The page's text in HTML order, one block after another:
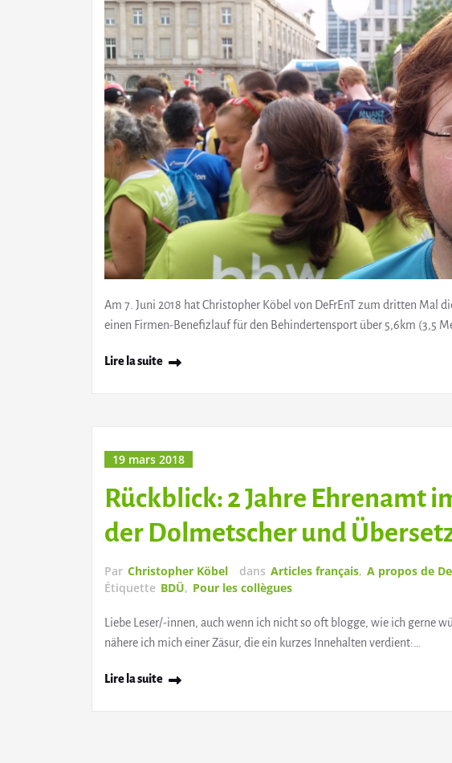
Am 7. Juni 2018 hat Christopher Köbel von DeFrEnT zum dritten Mal
einen Firmen-Benefizlauf für den Behindertensport über 5,6km (3,5
Lire la suite
19 mars 2018
Rückblick: 2 Jahre Ehrenamt
der Dolmetscher und
Par Christopher Köbel dans Articles français, A propos de
Étiquette BDÜ, Pour les collègues
Liebe Leser/-innen, auch wenn ich nicht so oft blogge, wie ich gerne
nähere ich mich einer Zäsur, die ein kurzes Innehalten verdient:…
Lire la suite